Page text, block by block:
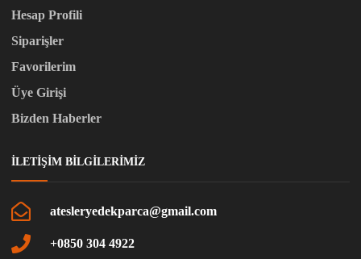
Hesap Profili
Siparişler
Favorilerim
Üye Girişi
Bizden Haberler
İLETIŞIM BILGILERIMIZ
atesleryedekparca@gmail.com
+0850 304 4922